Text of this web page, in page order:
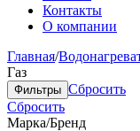
Контакты
О компании
Главная/
Газ
Фильтры Сбросить
Сбросить
Марка/Бренд